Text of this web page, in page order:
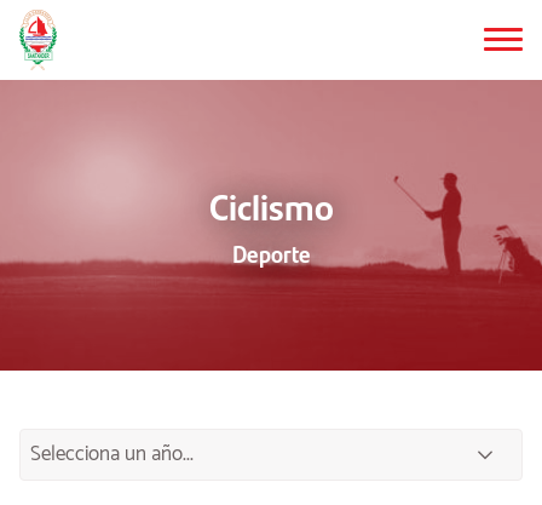
Saltar
al
contenido
Ciclismo
Deporte